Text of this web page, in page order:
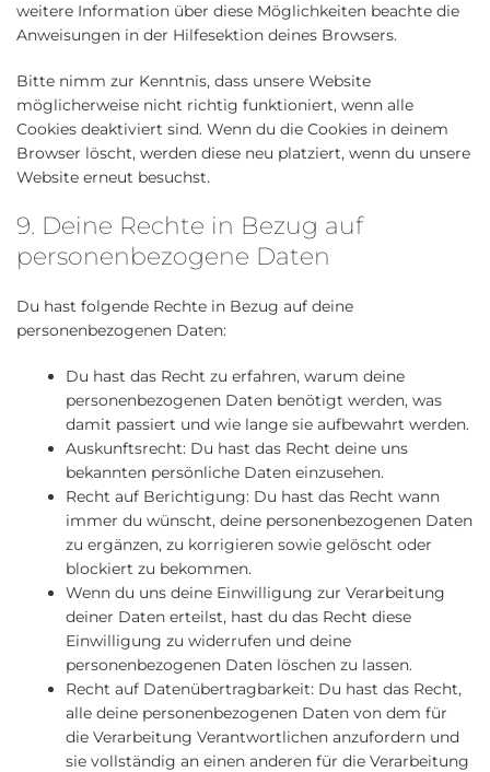
weitere Information über diese Möglichkeiten beachte die
Anweisungen in der Hilfesektion deines Browsers.
Bitte nimm zur Kenntnis, dass unsere Website
möglicherweise nicht richtig funktioniert, wenn alle
Cookies deaktiviert sind. Wenn du die Cookies in deinem
Browser löscht, werden diese neu platziert, wenn du unsere
Website erneut besuchst.
9. Deine Rechte in Bezug auf
personenbezogene Daten
Du hast folgende Rechte in Bezug auf deine
personenbezogenen Daten:
Du hast das Recht zu erfahren, warum deine
personenbezogenen Daten benötigt werden, was
damit passiert und wie lange sie aufbewahrt werden.
Auskunftsrecht: Du hast das Recht deine uns
bekannten persönliche Daten einzusehen.
Recht auf Berichtigung: Du hast das Recht wann
immer du wünscht, deine personenbezogenen Daten
zu ergänzen, zu korrigieren sowie gelöscht oder
blockiert zu bekommen.
Wenn du uns deine Einwilligung zur Verarbeitung
deiner Daten erteilst, hast du das Recht diese
Einwilligung zu widerrufen und deine
personenbezogenen Daten löschen zu lassen.
Recht auf Datenübertragbarkeit: Du hast das Recht,
alle deine personenbezogenen Daten von dem für
die Verarbeitung Verantwortlichen anzufordern und
sie vollständig an einen anderen für die Verarbeitung